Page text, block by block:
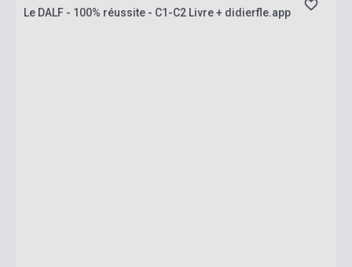
Le DALF - 100% réussite - C1-C2 Livre + didierfle.app